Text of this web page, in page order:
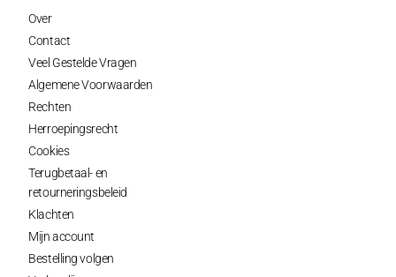
Over
Contact
Veel Gestelde Vragen
Algemene Voorwaarden
Rechten
Herroepingsrecht
Cookies
Terugbetaal- en
retourneringsbeleid
Klachten
Mijn account
Bestelling volgen